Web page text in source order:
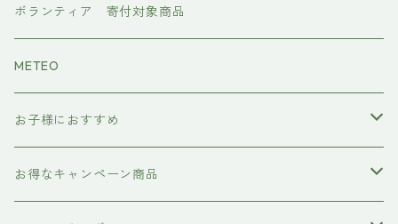
CMCケア
ワンダム
ボランティア 寄付対象商品
METEO
お子様におすすめ
イクエイブ キッズ プリンセス
お得なキャンペーン商品